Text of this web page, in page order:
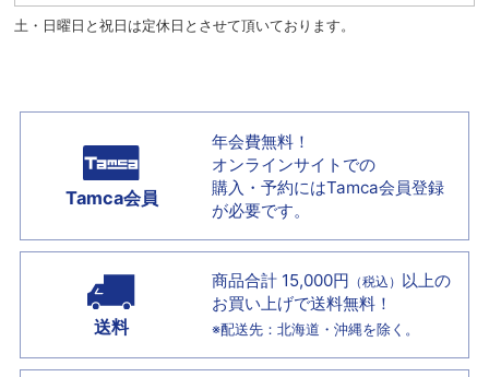
土・日曜日と祝日は定休日とさせて頂いております。
Tamca会員
年会費無料！
オンラインサイトでの
購入・予約にはTamca会員登録
が必要です。
送料
商品合計 15,000円 （税込） 以上の
お買い上げで送料無料！
※配送先：北海道・沖縄を除く。